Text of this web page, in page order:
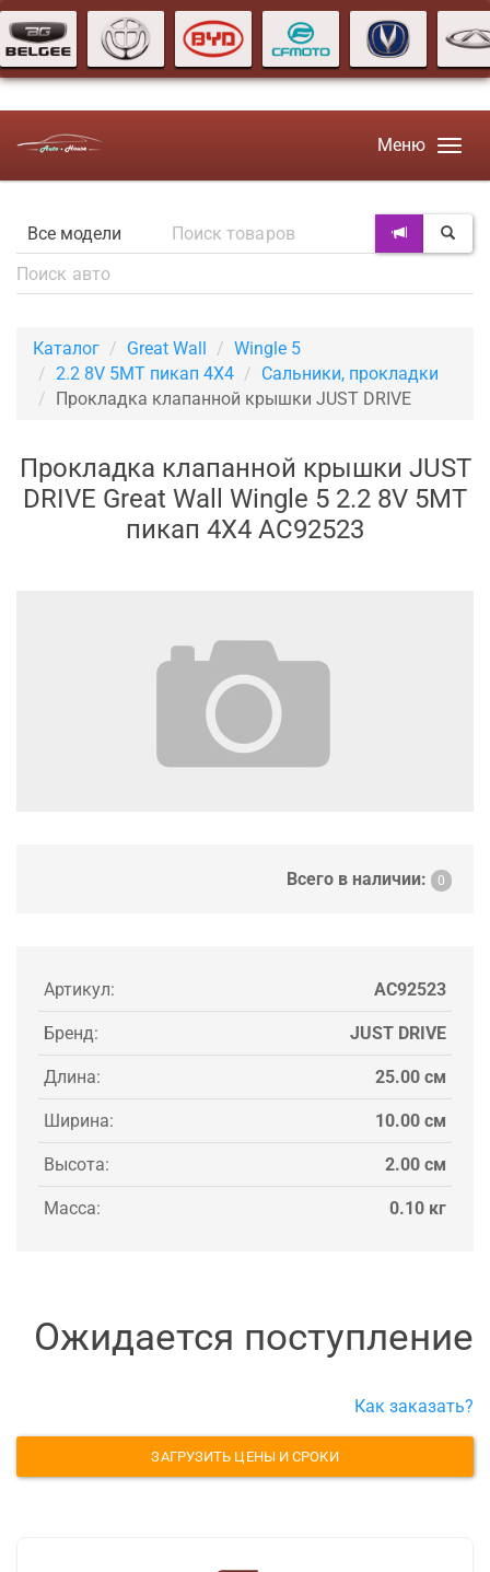
Меню
Каталог Great Wall
Wingle 5
2.2 8V 5MT пикап 4X4
Сальники, прокладки
Прокладка клапанной крышки JUST DRIVE
Прокладка клапанной крышки JUST
DRIVE Great Wall Wingle 5 2.2 8V 5MT
пикап 4X4 AC92523
Всего в наличии: 0
Артикул: AC92523
Бренд: JUST DRIVE
Длина: 25.00 см
Ширина: 10.00 см
Высота: 2.00 см
Масса: 0.10 кг
Ожидается поступление
Как заказать?
ЗАГРУЗИТЬ ЦЕНЫ И СРОКИ